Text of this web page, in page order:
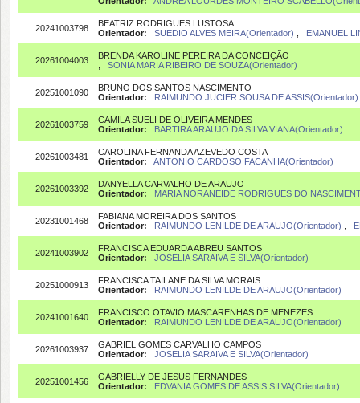
20241003798
BEATRIZ RODRIGUES LUSTOSA
Orientador:
SUEDIO ALVES MEIRA(Orientador) EMANUEL
20261004003
BRENDA KAROLINE PEREIRA DA CONCEIÇÃO
SONIA MARIA RIBEIRO DE SOUZA(Orientador)
20251001090
BRUNO DOS SANTOS NASCIMENTO
Orientador:
RAIMUNDO JUCIER SOUSA DE ASSIS(Orientador)
20261003759
CAMILA SUELI DE OLIVEIRA MENDES
Orientador:
BARTIRA ARAUJO DA SILVA VIANA(Orientador)
20261003481
CAROLINA FERNANDA AZEVEDO COSTA
Orientador:
ANTONIO CARDOSO FACANHA(Orientador)
20261003392
DANYELLA CARVALHO DE ARAUJO
Orientador:
MARIA NORANEIDE RODRIGUES DO
20231001468
FABIANA MOREIRA DOS SANTOS
Orientador:
RAIMUNDO LENILDE DE ARAUJO(Orientador)
20241003902
FRANCISCA EDUARDA ABREU SANTOS
Orientador:
JOSELIA SARAIVA E SILVA(Orientador)
20251000913
FRANCISCA TAILANE DA SILVA MORAIS
Orientador:
RAIMUNDO LENILDE DE ARAUJO(Orientador)
20241001640
FRANCISCO OTAVIO MASCARENHAS DE MENEZES
Orientador:
RAIMUNDO LENILDE DE ARAUJO(Orientador)
20261003937
GABRIEL GOMES CARVALHO CAMPOS
Orientador:
JOSELIA SARAIVA E SILVA(Orientador)
20251001456
GABRIELLY DE JESUS FERNANDES
Orientador:
EDVANIA GOMES DE ASSIS SILVA(Orientador)